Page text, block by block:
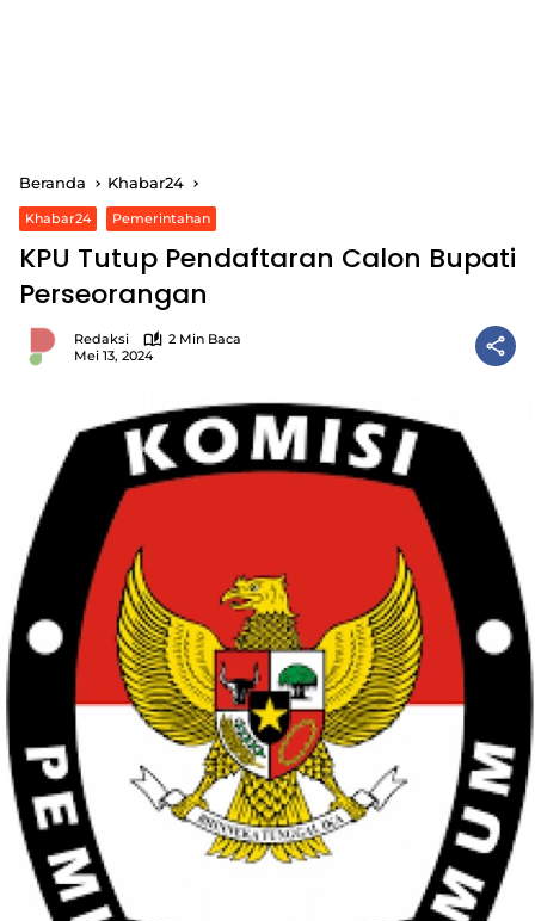
Beranda Khabar24
Khabar24 Pemerintahan
KPU Tutup Pendaftaran Calon Bupati
Perseorangan
Redaksi
2 Min Baca
Mei 13, 2024